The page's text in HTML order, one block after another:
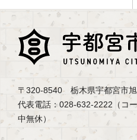
〒320-8540 栃木県宇都宮市
代表電話：028-632-2222（コ
中無休）